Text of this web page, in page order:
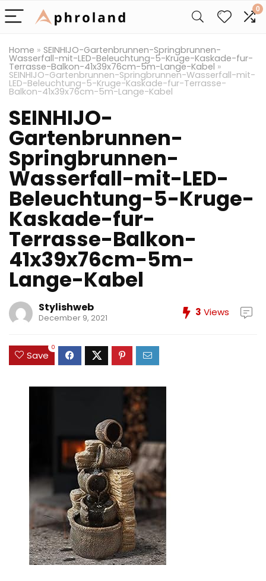
0
Home » SEINHIJO-Gartenbrunnen-Springbrunnen-
Wasserfall-mit-LED-Beleuchtung-5-Kruge-Kaskade-fur-
Terrasse-Balkon-41x39x76cm-5m-Lange-Kabel »
SEINHIJO-Gartenbrunnen-Springbrunnen-Wasserfall-mit-
LED-Beleuchtung-5-Kruge-Kaskade-fur-Terrasse-
Balkon-41x39x76cm-5m-Lange-Kabel
SEINHIJO-
Gartenbrunnen-
Springbrunnen-
Wasserfall-mit-LED-
Beleuchtung-5-Kruge-
Kaskade-fur-
Terrasse-Balkon-
41x39x76cm-5m-
Lange-Kabel
Stylishweb
December 9, 2021 3 Views
Save
0